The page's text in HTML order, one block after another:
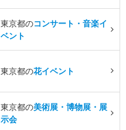
東京都のコンサート・音楽イ
ベント
東京都の花イベント
東京都の美術展・博物展・展
示会